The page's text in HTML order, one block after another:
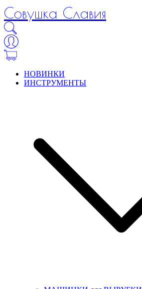
Совушка Славия
НОВИНКИ
ИНСТРУМЕНТЫ